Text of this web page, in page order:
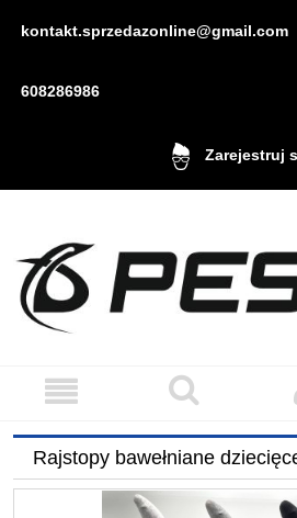
kontakt.sprzedazonline@gmail.com
608286986
Zarejestruj
Rajstopy bawełniane